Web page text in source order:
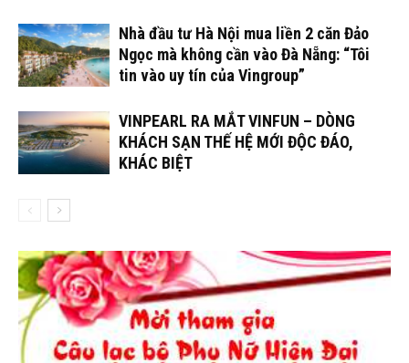
Nhà đầu tư Hà Nội mua liền 2 căn Đảo
Ngọc mà không cần vào Đà Nẵng: “Tôi
tin vào uy tín của Vingroup”
VINPEARL RA MẮT VINFUN – DÒNG
KHÁCH SẠN THẾ HỆ MỚI ĐỘC ĐÁO,
KHÁC BIỆT